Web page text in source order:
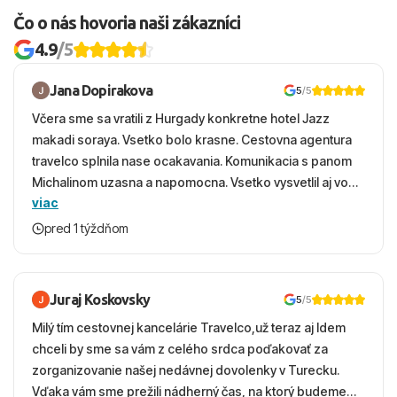
Čo o nás hovoria naši zákazníci
4.9/5
Jana Dopirakova 5/5
Včera sme sa vratili z Hurgady konkretne hotel Jazz
makadi soraya. Vsetko bolo krasne. Cestovna agentura
travelco splnila nase ocakavania. Komunikacia s panom
Michalinom uzasna a napomocna. Vsetko vysvetlil aj vo
vecernych hodinach zaco sa ospravedlnujem. Hotel
krasny, cisty. Sluzby top. Strava, prostredie, more,
viac
pred 1 týždňom
Juraj Koskovsky 5/5
Milý tím cestovnej kancelárie Travelco,už teraz aj Idem
chceli by sme sa vám z celého srdca poďakovať za
zorganizovanie našej nedávnej dovolenky v Turecku.
Vďaka vám sme prežili nádherný čas, na ktorý budeme